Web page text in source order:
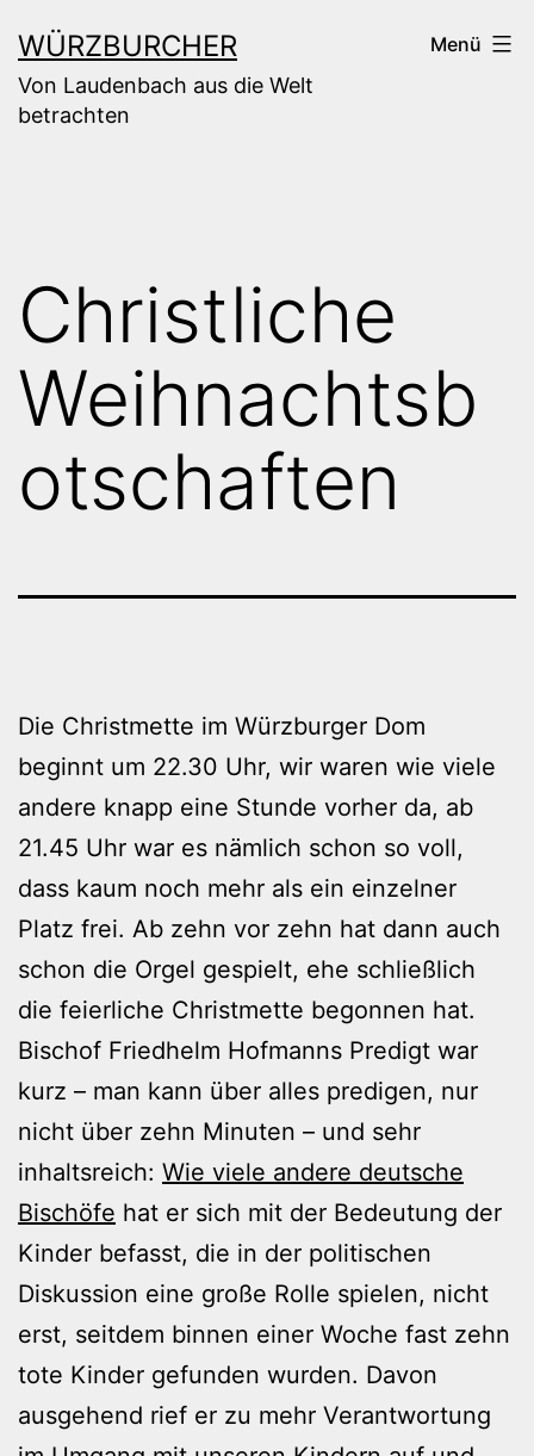
Inhalt
springen
WÜRZBURCHER
Von Laudenbach aus die Welt
betrachten
Menü
Christliche
Weihnachtsb
otschaften
Die Christmette im Würzburger Dom
beginnt um 22.30 Uhr, wir waren wie viele
andere knapp eine Stunde vorher da, ab
21.45 Uhr war es nämlich schon so voll,
dass kaum noch mehr als ein einzelner
Platz frei. Ab zehn vor zehn hat dann auch
schon die Orgel gespielt, ehe schließlich
die feierliche Christmette begonnen hat.
Bischof Friedhelm Hofmanns Predigt war
kurz – man kann über alles predigen, nur
nicht über zehn Minuten – und sehr
inhaltsreich: Wie viele andere deutsche
Bischöfe hat er sich mit der Bedeutung der
Kinder befasst, die in der politischen
Diskussion eine große Rolle spielen, nicht
erst, seitdem binnen einer Woche fast zehn
tote Kinder gefunden wurden. Davon
ausgehend rief er zu mehr Verantwortung